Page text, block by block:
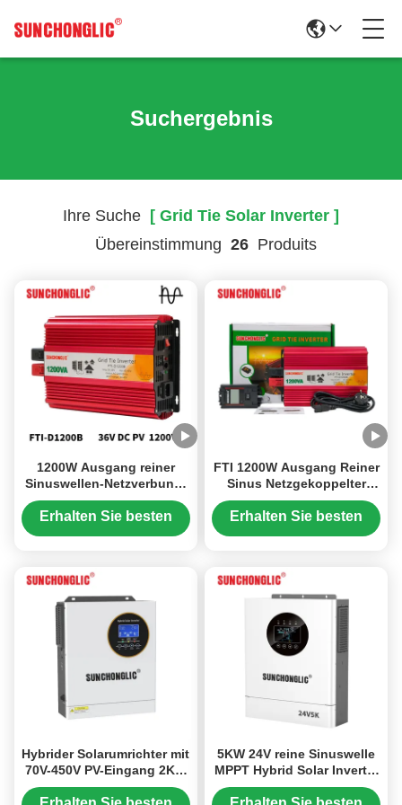
Suchergebnis
Ihre Suche [ Grid Tie Solar Inverter ]
Übereinstimmung 26Produits
1200W Ausgang reiner
Sinuswellen-Netzverbund-
Wechselrichter mit LCD-
Anzeige für Solar-
Erhalten Sie besten
FTI 1200W Ausgang Reiner
Sinus Netzgekoppelter
Wechselrichter mit LCD-
Anzeige für Solar-
Netzgekoppelte Systeme
Erhalten Sie besten
Hybrider Solarumrichter mit
70V-450V PV-Eingang 2KW
230Vac Ausgang und
5KW 24V reine Sinuswelle
MPPT Hybrid Solar Inverter
Ladegerät mit UPS-